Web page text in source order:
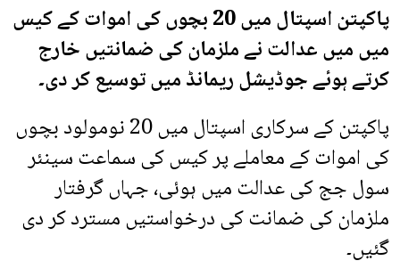
پاکپتن اسپتال میں 20 بچوں کی اموات کے کیس
میں میں عدالت نے ملزمان کی ضمانتیں خارج
کرتے ہوئے جوڈیشل ریمانڈ میں توسیع کر دی۔
پاکپتن کے سرکاری اسپتال میں 20 نومولود بچوں
کی اموات کے معاملے پر کیس کی سماعت سینئر
سول جج کی عدالت میں ہوئی، جہاں گرفتار
ملزمان کی ضمانت کی درخواستیں مسترد کر دی
گئیں۔